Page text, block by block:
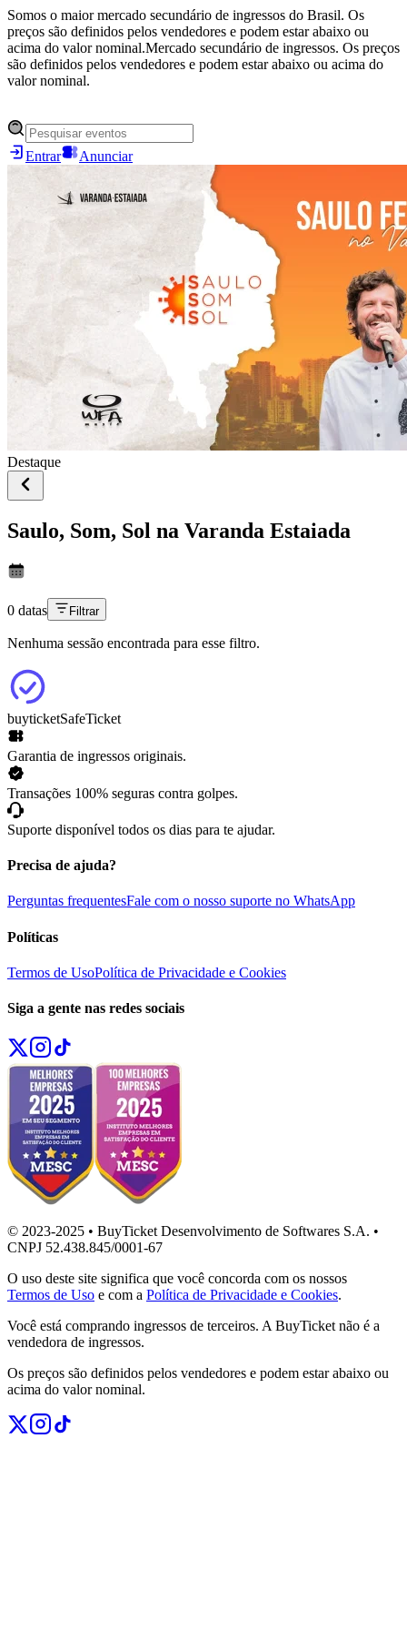
Somos o maior mercado secundário de ingressos do Brasil. Os
preços são definidos pelos vendedores e podem estar abaixo ou
acima do valor nominal.Mercado secundário de ingressos. Os preços
são definidos pelos vendedores e podem estar abaixo ou acima do
valor nominal.
Entrar Anunciar
Destaque
Saulo, Som, Sol na Varanda Estaiada
0 datas Filtrar
Nenhuma sessão encontrada para esse filtro.
buyticketSafeTicket
Garantia de ingressos originais.
Transações 100% seguras contra golpes.
Suporte disponível todos os dias para te ajudar.
Precisa de ajuda?
Perguntas frequentesFale com o nosso suporte no WhatsApp
Políticas
Termos de UsoPolítica de Privacidade e Cookies
Siga a gente nas redes sociais
© 2023-2025 • BuyTicket Desenvolvimento de Softwares S.A. •
CNPJ 52.438.845/0001-67
O uso deste site significa que você concorda com os nossos
Termos de Uso e com a Política de Privacidade e Cookies.
Você está comprando ingressos de terceiros. A BuyTicket não é a
vendedora de ingressos.
Os preços são definidos pelos vendedores e podem estar abaixo ou
acima do valor nominal.